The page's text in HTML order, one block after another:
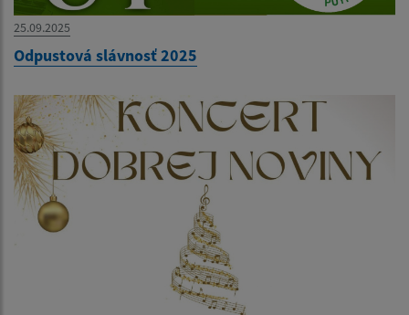
25.09.2025
Odpustová slávnosť 2025